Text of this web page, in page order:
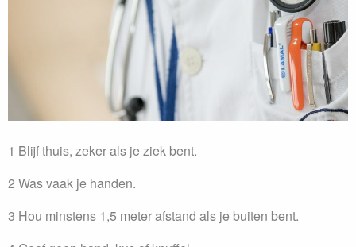
1 Blijf thuis, zeker als je ziek bent.
2 Was vaak je handen.
3 Hou minstens 1,5 meter afstand als je buiten bent.